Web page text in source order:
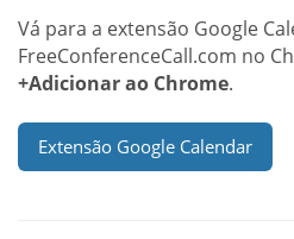
Vá para a extensão Google
FreeConferenceCall.com no
+Adicionar ao Chrome.
Extensão Google Calendar